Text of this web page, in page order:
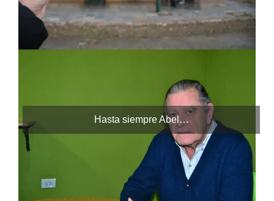
Hasta siempre Abel…